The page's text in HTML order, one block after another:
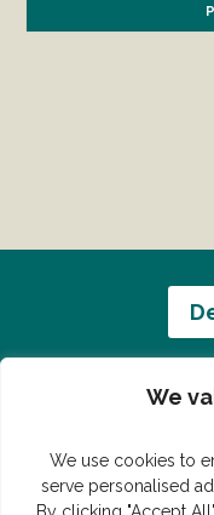
We
We use cookies to
serve personalised
Har du en